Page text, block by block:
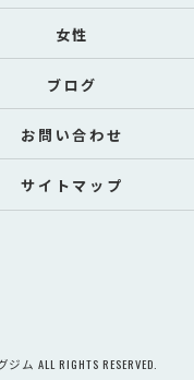
女性
ブログ
お問い合わせ
サイトマップ
ALL RIGHTS RESERVED.